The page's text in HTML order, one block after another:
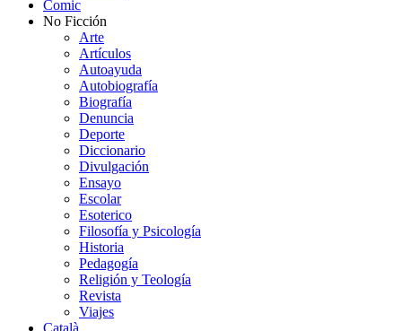
Comic
No Ficción
Arte
Artículos
Autoayuda
Autobiografía
Biografía
Denuncia
Deporte
Diccionario
Divulgación
Ensayo
Escolar
Esoterico
Filosofía y Psicología
Historia
Pedagogía
Religión y Teología
Revista
Viajes
Català